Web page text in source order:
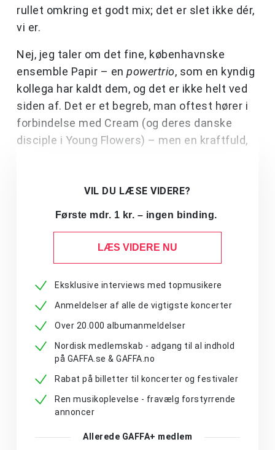
rullet omkring et godt mix; det er slet ikke dér,
vi er.
Nej, jeg taler om det fine, københavnske
ensemble Papir – en powertrio, som en kyndig
kollega har kaldt dem, og det er ikke helt ved
siden af. Det er et begreb, man oftest hører i
forbindelse med Cream (og deres danske
disciple i Young Flowers) – men en kraftfuld,
VIL DU LÆSE VIDERE?
Første mdr. 1 kr. – ingen binding.
LÆS VIDERE NU
Eksklusive interviews med topmusikere
Anmeldelser af alle de vigtigste koncerter
Over 20.000 albumanmeldelser
Nordisk medlemskab - adgang til al indhold
på GAFFA.se & GAFFA.no
Rabat på billetter til koncerter og festivaler
Ren musikoplevelse - fravælg forstyrrende
annoncer
Allerede GAFFA+ medlem